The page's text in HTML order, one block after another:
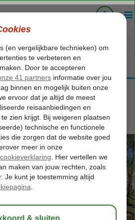
als thuiskomen...
de Palma HM Hotels Ayron Park
Park